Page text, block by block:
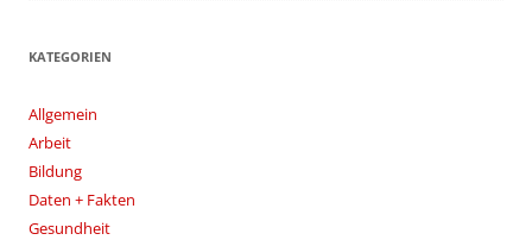
KATEGORIEN
Allgemein
Arbeit
Bildung
Daten + Fakten
Gesundheit